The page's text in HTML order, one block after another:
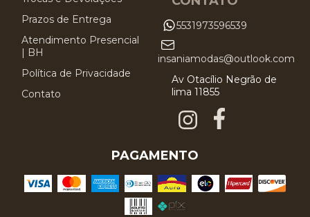
Prazos de Entrega
Atendimento Presencial
| BH
Política de Privacidade
Contato
5531973596539
insaniamodas@outlook.com
Av Otacílio Negrão de
lima 11855
PAGAMENTO